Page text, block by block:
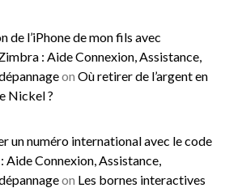
de l’iPhone de mon fils avec
: Aide Connexion, Assistance,
on Où retirer de l’argent en
Nickel ?
un numéro international avec le code
Aide Connexion, Assistance,
on Les bornes interactives